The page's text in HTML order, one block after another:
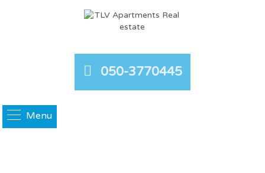
050-3770445
Menu